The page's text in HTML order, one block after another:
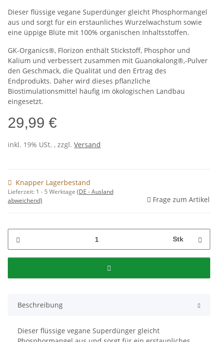
Dieser flüssige vegane Superdünger gleicht Phosphormangel
aus und sorgt für ein erstaunliches Wurzelwachstum sowie
eine üppige Blüte mit 100% organischen Inhaltsstoffen.
GK-Organics®, Florizon enthält Stickstoff, Phosphor und
Kalium und verbessert zusammen mit Guanokalong®,-Pulver
den Geschmack, die Qualität und den Ertrag des
Endprodukts. Daher wird dieses pflanzliche
Biostimulationsmittel häufig im ökologischen Landbau
eingesetzt.
29,99 €
inkl. 19% USt. , zzgl. Versand
Knapper Lagerbestand
Lieferzeit: 1 - 5 Werktage (DE - Ausland
abweichend)
Frage zum Artikel
Stk
Beschreibung
Dieser flüssige vegane Superdünger gleicht